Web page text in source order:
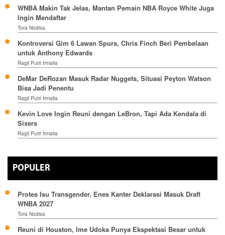
WNBA Makin Tak Jelas, Mantan Pemain NBA Royce White Juga
Ingin Mendaftar
Tora Nodisa
Kontroversi Gim 6 Lawan Spurs, Chris Finch Beri Pembelaan
untuk Anthony Edwards
Ragil Putri Irmalia
DeMar DeRozan Masuk Radar Nuggets, Situasi Peyton Watson
Bisa Jadi Penentu
Ragil Putri Irmalia
Kevin Love Ingin Reuni dengan LeBron, Tapi Ada Kendala di
Sixers
Ragil Putri Irmalia
POPULER
Protes Isu Transgender, Enes Kanter Deklarasi Masuk Draft
WNBA 2027
Tora Nodisa
Reuni di Houston, Ime Udoka Punya Ekspektasi Besar untuk